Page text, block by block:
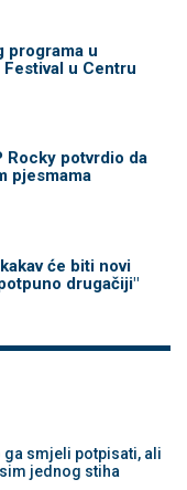
programa u
u Centru
potvrdio da
pjesmama
će biti novi
drugačiji"
ga smjeli potpisati, ali
jednog stiha